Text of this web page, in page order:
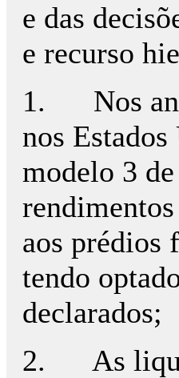
e das
e recurso
1. Nos
nos
modelo 3
aos prédios
tendo
declarados;
2. As